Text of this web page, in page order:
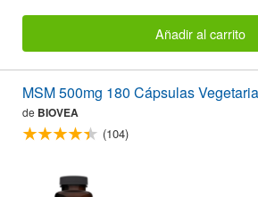
Añadir al carrito
MSM 500mg 180 Cápsulas
de BIOVEA
(104)